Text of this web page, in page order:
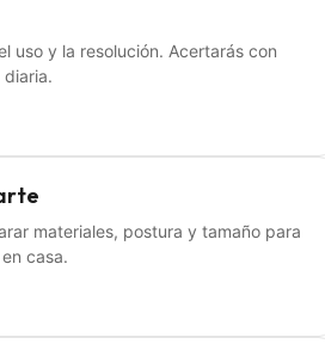
uso y la resolución. Acertarás con
materiales, postura y tamaño para
casa.